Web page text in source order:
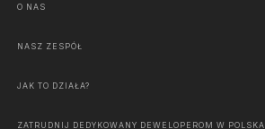
O NAS
NASZ ZESPÓŁ
JAK TO DZIAŁA?
ZATRUDNIJ DEDYKOWANY DEWELOPEROM W POLSKA